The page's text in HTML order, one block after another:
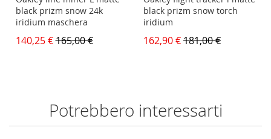
black prizm snow 24k
iridium maschera
140,25 €165,00 €
black prizm snow torch
iridium
162,90 €181,00 €
Potrebbero interessarti